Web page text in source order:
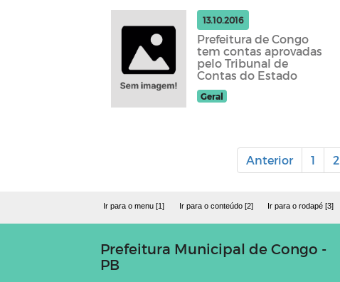
13.10.2016
Prefeitura de Congo
tem contas aprovadas
pelo Tribunal de
Contas do Estado
Geral
Anterior 1 2
Ir para o menu [1] Ir para o conteúdo [2] Ir para o rodapé [3]
Prefeitura Municipal de Congo -
PB